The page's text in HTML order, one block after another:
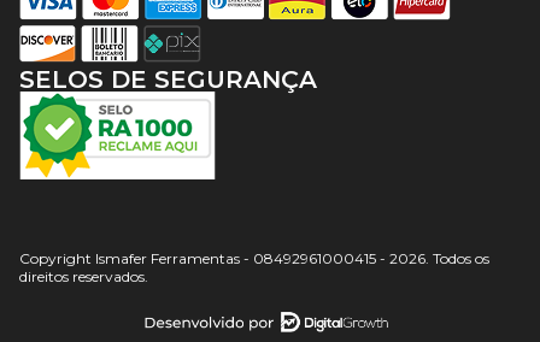
SELOS DE SEGURANÇA
Copyright Ismafer Ferramentas - 08492961000415 - 2026. Todos os
direitos reservados.